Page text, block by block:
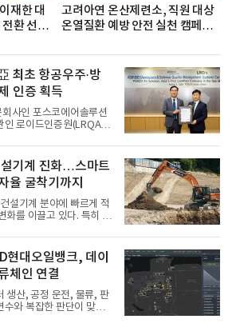
재한 대
환 선
고려아연 온산제련소, 직원 대상
온열질환 예방 안전 실천 캠페인
최초 항공우주·방
인증 획득
사인 포스코에어솔루션
인 로이드인증원(LRQA)
제공인 인증인 ‘항공우주·
을 획득했다.포스코
코센터에서 김대연 포스
로이드인증원(LRQA) 한
데 ‘항공우주·방산 품질
수여식을 가졌다고 밝혔
한 AS9100D는 국제 품
기계 진화…스마트
율 굴착기까지
설기계 분야에 빠르게 적
화를 이끌고 있다. 특히 무
기고 있다.HD현대사이트
현장에서 무인 자율 굴착
진행한 것은 처음으로, 건
이정표를 제시했다.이
기는 유럽 대형 건설그룹
겐 지역 건설 프로젝트에
규모의 토목 공사를
현대오일뱅크, 데이
체인 연결
생산, 공정 운전, 물류, 판
수와 복잡한 판단이 맞물